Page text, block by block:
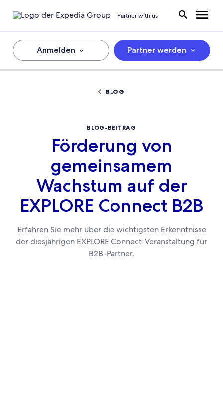
Partner with us
Anmelden Partner werden
BLOG
BLOG-BEITRAG
Förderung von
gemeinsamem
Wachstum auf der
EXPLORE Connect B2B
Erfahren Sie mehr über die wichtigsten Erkenntnisse
der diesjährigen EXPLORE Connect-Veranstaltung für
B2B-Partner.